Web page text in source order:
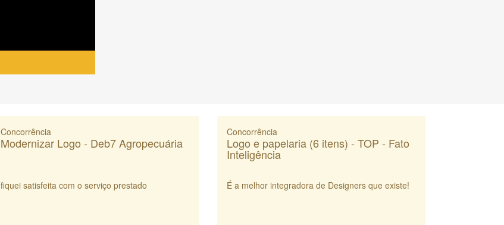
Concorrência
Modernizar Logo - Deb7 Agropecuária
fiquei satisfeita com o serviço prestado
Concorrência
Logo e papelaria (6 itens) - TOP - Fato
Inteligência
É a melhor integradora de Designers que existe!